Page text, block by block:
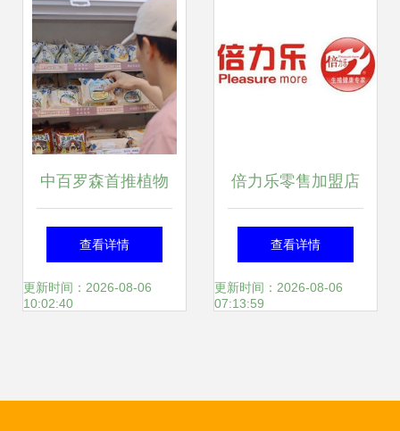
中百罗森首推植物
肉，星期零深耕便
利店场景
查看详情
更新时间：2026-08-06
10:02:40
倍力乐零售加盟店
面案例 麦享零道模
式与产品展示解析
查看详情
更新时间：2026-08-06
07:13:59